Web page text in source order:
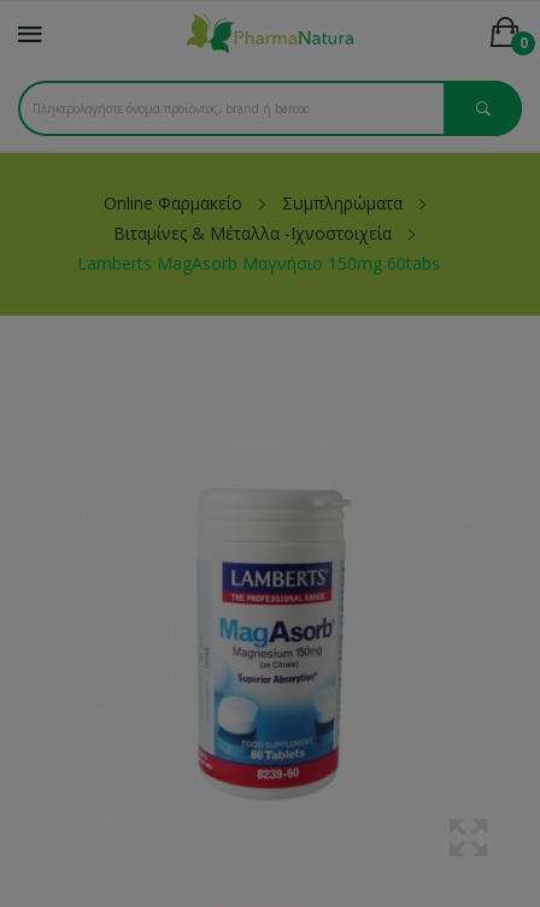
0
Online Φαρμακείο
Συμπληρώματα
Βιταμίνες & Μέταλλα -Ιχνοστοιχεία
Lamberts MagAsorb Μαγνήσιο 150mg 60tabs